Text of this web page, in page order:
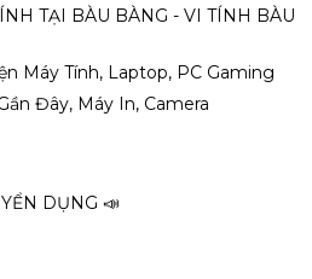
TẠI BÀU BÀNG - VI TÍNH BÀU
Máy Tính, Laptop, PC Gaming
Đây, Máy In, Camera
DỤNG 📣